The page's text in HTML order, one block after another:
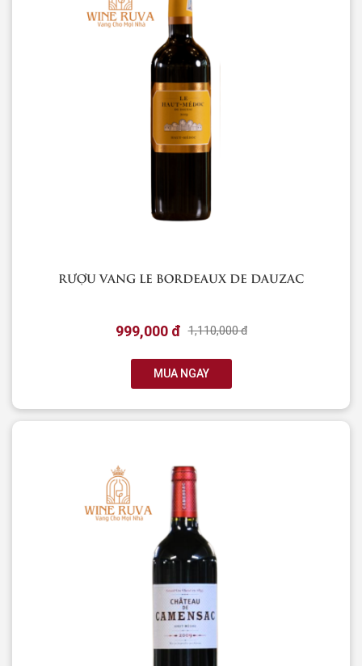
RƯỢU VANG LE BORDEAUX DE DAUZAC
999,000 đ 1,110,000 đ
MUA NGAY